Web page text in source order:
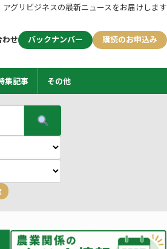
アグリビジネスの最新ニュースをお届けします
せ バックナンバー 購読のお申込み
集記事 その他